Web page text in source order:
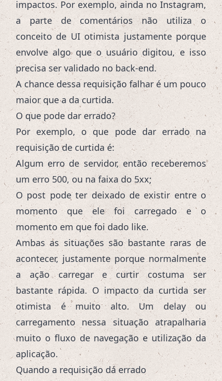
impactos. Por exemplo, ainda no Instagram,
a parte de comentários não utiliza o
conceito de UI otimista justamente porque
envolve algo que o usuário digitou, e isso
precisa ser validado no back-end.
A chance dessa requisição falhar é um pouco
maior que a da curtida.
O que pode dar errado?
Por exemplo, o que pode dar errado na
requisição de curtida é:
Algum erro de servidor, então receberemos
um erro 500, ou na faixa do 5xx;
O post pode ter deixado de existir entre o
momento que ele foi carregado e o
momento em que foi dado like.
Ambas as situações são bastante raras de
acontecer, justamente porque normalmente
a ação carregar e curtir costuma ser
bastante rápida. O impacto da curtida ser
otimista é muito alto. Um delay ou
carregamento nessa situação atrapalharia
muito o fluxo de navegação e utilização da
aplicação.
Quando a requisição dá errado